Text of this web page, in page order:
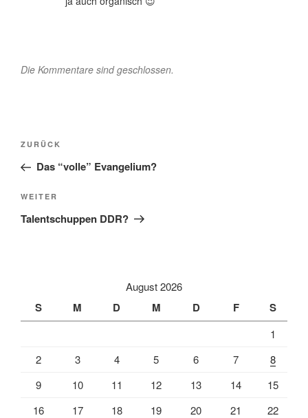
Die Kommentare sind geschlossen.
Beitragsnavigation
Vorheriger
Beitrag
ZURÜCK
Das “volle” Evangelium?
Nächster
Beitrag
WEITER
Talentschuppen DDR?
August 2026
S M D M D F S
1
2
3 4 5 6 7
8
9
10 11 12 13 14
15
16
17 18 19 20 21
22